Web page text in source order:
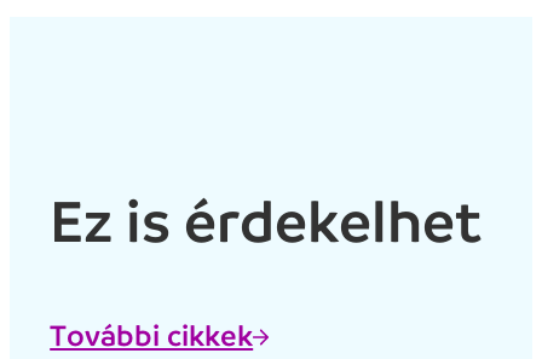
Ez is érdekelhet
További cikkek